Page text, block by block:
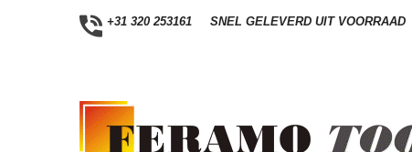
+31 320 253161 SNEL GELEVERD UIT VOORRAAD